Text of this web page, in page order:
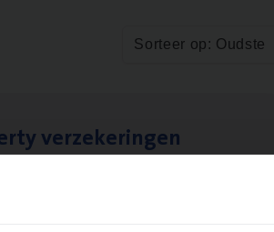
Sorteer op: Oudste
verzekeringen